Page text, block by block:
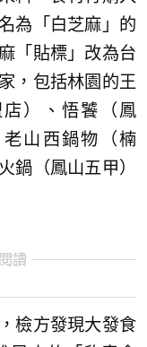
為「白芝麻」的
「貼標」改為台
，包括林園的王
）、悟饕（鳳
山西鍋物（楠
鍋（鳳山五甲）
讀
檢方發現大發食